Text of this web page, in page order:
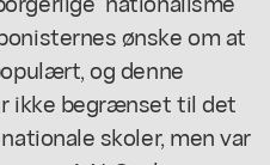
ønske om at
og denne
ikke begrænset til det
skoler, men var